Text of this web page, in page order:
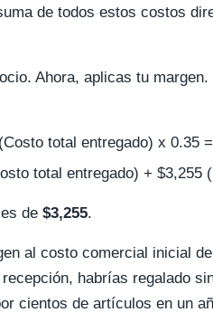
de todos estos costos
Ahora, aplicas tu
total entregado) x 0.35 =
total entregado) + $3,255
de $3,255.
al costo comercial inicial
habrías regalado
cientos de artículos en un